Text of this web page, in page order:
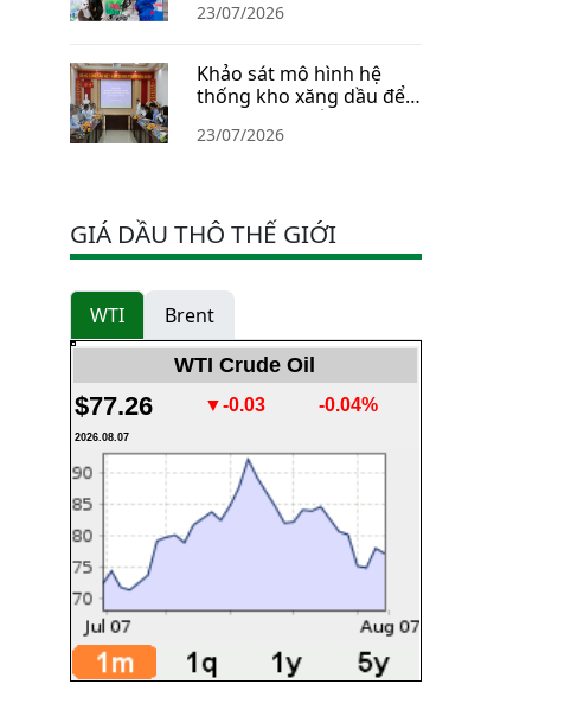
23/07/2026
Khảo sát mô hình hệ
thống kho xăng dầu để
xây dựng Chiến lược dự
trữ năng lượng quốc gia
23/07/2026
GIÁ DẦU THÔ THẾ GIỚI
WTI Brent
WTI Crude Oil
$77.26 ▼-0.03 -0.04%
2026.08.07